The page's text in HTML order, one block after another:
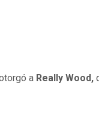
a Really Wood,